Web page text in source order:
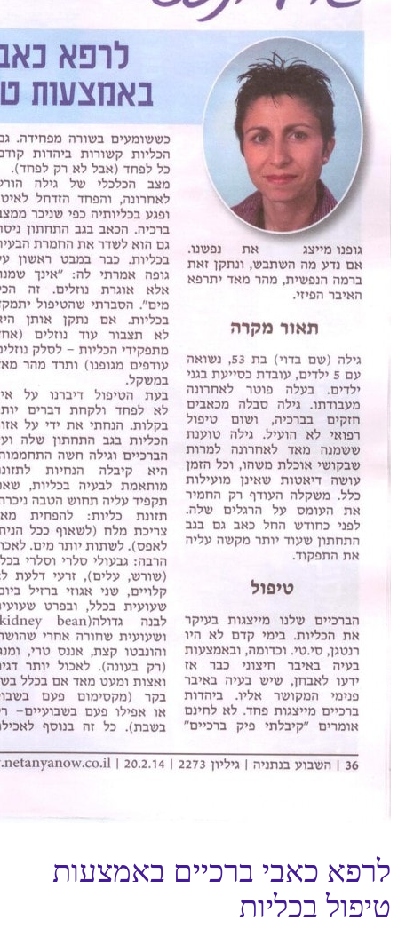
לרפא כאבי ברכיים באמצעות
טיפול בכליות